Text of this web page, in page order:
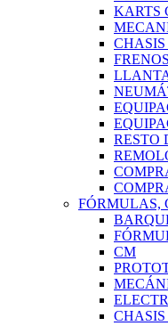
KARTS
CHASIS
FRENOS
RESTO
FÓRMULAS,
CM